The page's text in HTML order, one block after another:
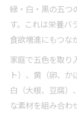
緑・白・黒の五つ
す。これは栄養バ
食欲増進にもつな
家庭で五色を取り
ト）、黄（卵、か
白（大根、豆腐）
な素材を組み合わ